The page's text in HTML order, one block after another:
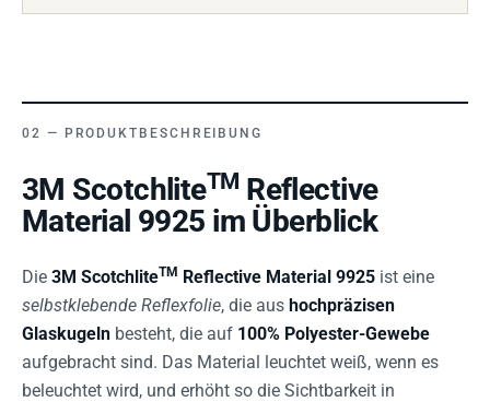
PRODUKTBESCHREIBUNG
3M ScotchliteTM Reflective
Material 9925 im Überblick
Die 3M ScotchliteTM Reflective Material 9925 ist eine
selbstklebende Reflexfolie, die aus hochpräzisen
Glaskugeln besteht, die auf 100% Polyester-Gewebe
aufgebracht sind. Das Material leuchtet weiß, wenn es
beleuchtet wird, und erhöht so die Sichtbarkeit in